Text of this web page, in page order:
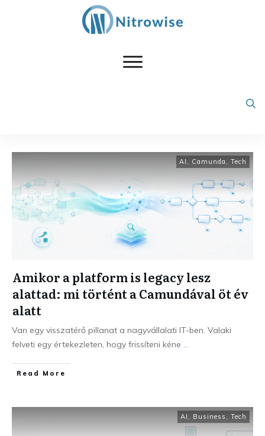
AI Camunda Tech
Amikor a platform is legacy lesz
alattad: mi történt a Camundával öt év
alatt
Van egy visszatérő pillanat a nagyvállalati IT-ben. Valaki
felveti egy értekezleten, hogy frissíteni kéne ...
Read More
AI Business Tech